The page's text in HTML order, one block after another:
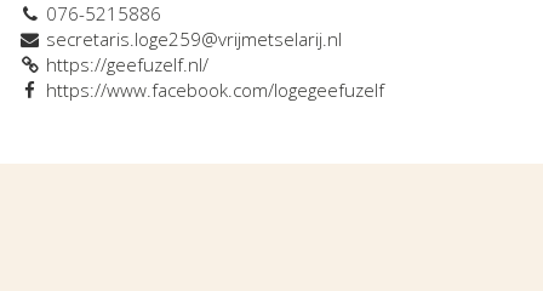
076-5215886
secretaris.loge259@vrijmetselarij.nl
https://geefuzelf.nl/
https://www.facebook.com/logegeefuzelf